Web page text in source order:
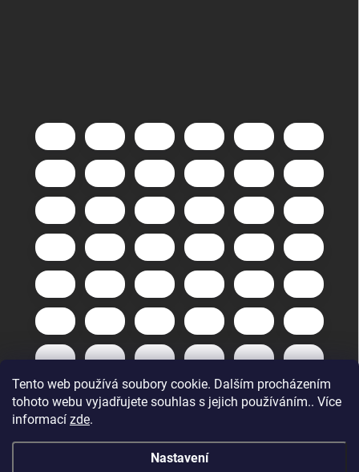
Tento web používá soubory cookie. Dalším procházením
tohoto webu vyjadřujete souhlas s jejich používáním.. Více
informací zde.
Nastavení